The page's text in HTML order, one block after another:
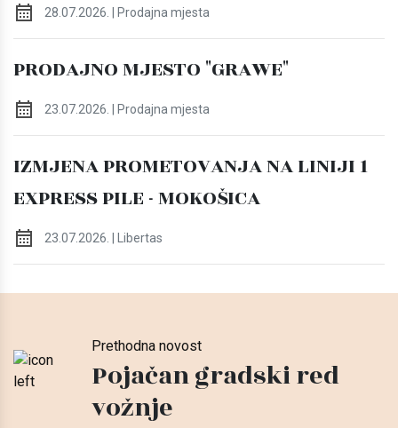
28.07.2026. | Prodajna mjesta
PRODAJNO MJESTO "GRAWE"
23.07.2026. | Prodajna mjesta
IZMJENA PROMETOVANJA NA LINIJI 1
EXPRESS PILE - MOKOŠICA
23.07.2026. | Libertas
Prethodna novost
Pojačan gradski red
vožnje